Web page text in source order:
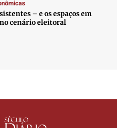
– e os espaços em
cenário eleitoral